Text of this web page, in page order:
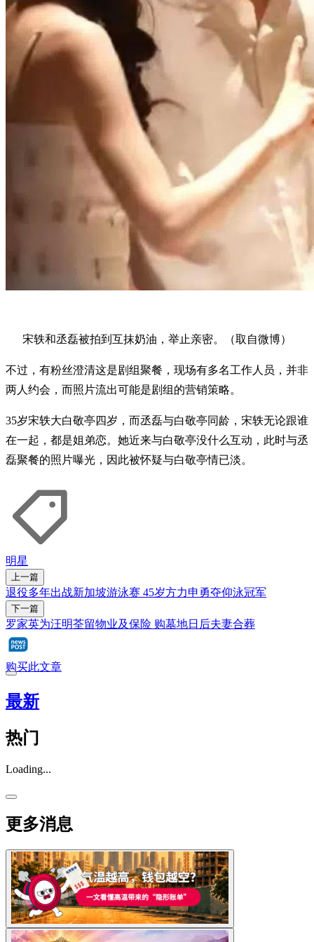
宋轶和丞磊被拍到互抹奶油，举止亲密。（取自微博）
不过，有粉丝澄清这是剧组聚餐，现场有多名工作人员，并非
两人约会，而照片流出可能是剧组的营销策略。
35岁宋轶大白敬亭四岁，而丞磊与白敬亭同龄，宋轶无论跟谁
在一起，都是姐弟恋。她近来与白敬亭没什么互动，此时与丞
磊聚餐的照片曝光，因此被怀疑与白敬亭情已淡。
明星
上一篇
退役多年出战新加坡游泳赛 45岁方力申勇夺仰泳冠军
下一篇
罗家英为汪明荃留物业及保险 购墓地日后夫妻合葬
购买此文章
最新
热门
Loading...
更多消息